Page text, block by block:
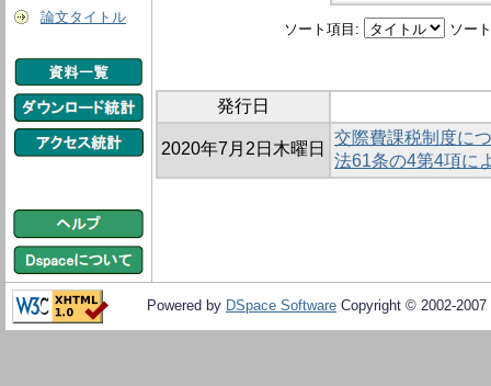
論文タイトル
ソート項目: ソー
発行日
2020年7月2日木曜日
交際費課税制度に
法61条の4第4項に
Powered by DSpace Software Copyright © 2002-2007